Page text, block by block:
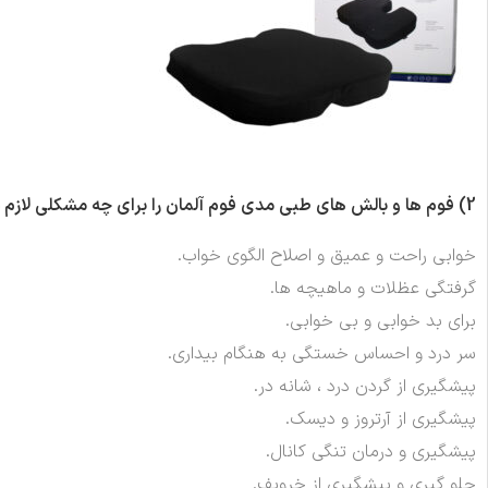
2) فوم ها و بالش های طبی مدی فوم آلمان را برای چه مشکلی لازم
خوابی راحت و عمیق و اصلاح الگوی خواب.
گرفتگی عظلات و ماهیچه ها.
برای بد خوابی و بی خوابی.
سر درد و احساس خستگی به هنگام بیداری.
پیشگیری از گردن درد ، شانه در.
پیشگیری از آرتروز و دیسک.
پیشگیری و درمان تنگی کانال.